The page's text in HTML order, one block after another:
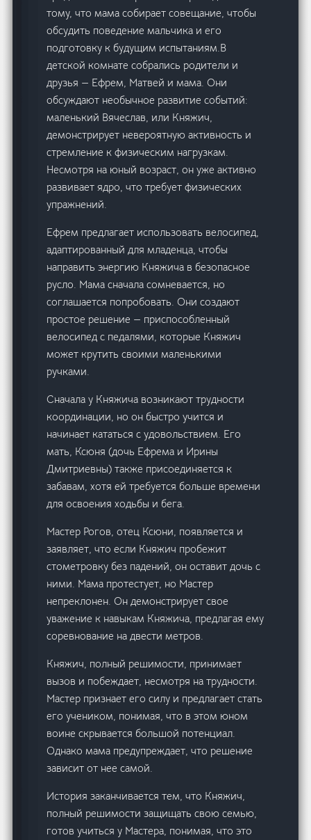
тому, что мама собирает совещание, чтобы
обсудить поведение мальчика и его
подготовку к будущим испытаниям.В
детской комнате собрались родители и
друзья — Ефрем, Матвей и мама. Они
обсуждают необычное развитие событий:
маленький Вячеслав, или Княжич,
демонстрирует невероятную активность и
стремление к физическим нагрузкам.
Несмотря на юный возраст, он уже активно
развивает ядро, что требует физических
упражнений.
Ефрем предлагает использовать велосипед,
адаптированный для младенца, чтобы
направить энергию Княжича в безопасное
русло. Мама сначала сомневается, но
соглашается попробовать. Они создают
простое решение — приспособленный
велосипед с педалями, которые Княжич
может крутить своими маленькими
ручками.
Сначала у Княжича возникают трудности
координации, но он быстро учится и
начинает кататься с удовольствием. Его
мать, Ксюня (дочь Ефрема и Ирины
Дмитриевны) также присоединяется к
забавам, хотя ей требуется больше времени
для освоения ходьбы и бега.
Мастер Рогов, отец Ксюни, появляется и
заявляет, что если Княжич пробежит
стометровку без падений, он оставит дочь с
ними. Мама протестует, но Мастер
непреклонен. Он демонстрирует свое
уважение к навыкам Княжича, предлагая ему
соревнование на двести метров.
Княжич, полный решимости, принимает
вызов и побеждает, несмотря на трудности.
Мастер признает его силу и предлагает стать
его учеником, понимая, что в этом юном
воине скрывается большой потенциал.
Однако мама предупреждает, что решение
зависит от нее самой.
История заканчивается тем, что Княжич,
полный решимости защищать свою семью,
готов учиться у Мастера, понимая, что это